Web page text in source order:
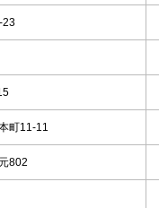
23
町11-11
802